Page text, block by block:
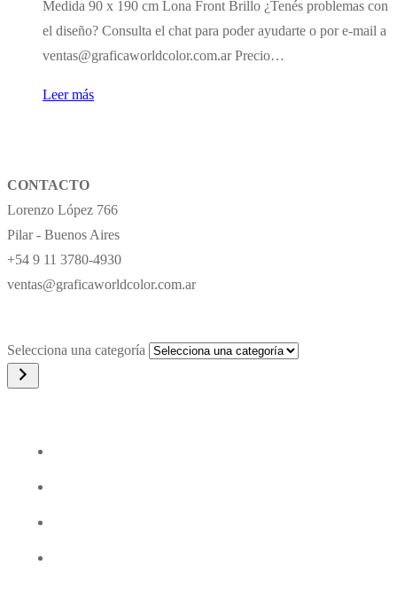
Medida 90 x 190 cm Lona Front Brillo ¿Tenés problemas con
el diseño? Consulta el chat para poder ayudarte o por e-mail a
ventas@graficaworldcolor.com.ar Precio…
Leer más
CONTACTO
Lorenzo López 766
Pilar - Buenos Aires
+54 9 11 3780-4930
ventas@graficaworldcolor.com.ar
Selecciona una categoría